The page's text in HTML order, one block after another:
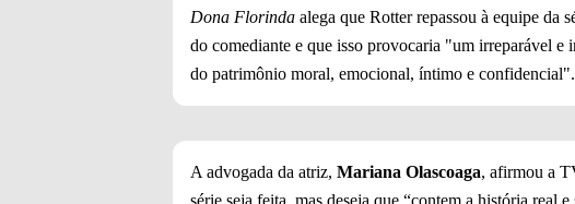
Dona Florinda alega que Rotter repassou à equipe da
do comediante e que isso provocaria "um irreparável
do patrimônio moral, emocional, íntimo e confidencial".
A advogada da atriz, Mariana Olascoaga, afirmou a